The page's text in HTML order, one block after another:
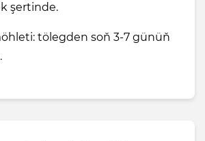
şertinde.
tölegden soň 3-7 günüň